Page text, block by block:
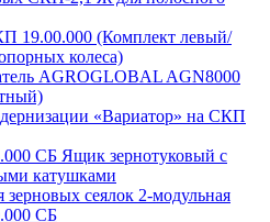
19.00.000 (Комплект левый/
колеса)
AGROGLOBAL AGN8000
«Вариатор» на СКП
СБ Ящик зернотуковый с
катушками
зерновых сеялок 2-модульная
СБ